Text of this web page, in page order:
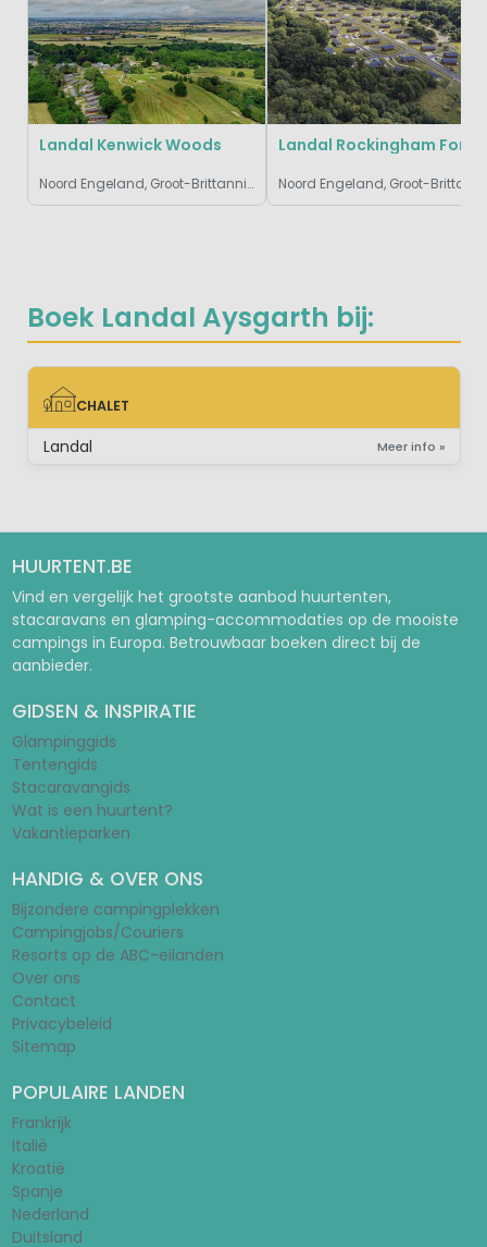
Boek Landal Aysgarth bij:
CHALET
CHALET
Landal Meer info »
Landal Kenwick Woods
Noord Engeland, Groot-Brittannië
Landal Rockingham
HUURTENT.BE
Vind en vergelijk het grootste aanbod huurtenten,
stacaravans en glamping-accommodaties op de mooiste
campings in Europa. Betrouwbaar boeken direct bij de
aanbieder.
GIDSEN & INSPIRATIE
Glampinggids
Tentengids
Stacaravangids
Wat is een huurtent?
Vakantieparken
HANDIG & OVER ONS
Bijzondere campingplekken
Campingjobs/Couriers
Resorts op de ABC-eilanden
Over ons
Contact
Privacybeleid
Sitemap
POPULAIRE LANDEN
Frankrijk
Italië
Kroatië
Spanje
Nederland
Duitsland